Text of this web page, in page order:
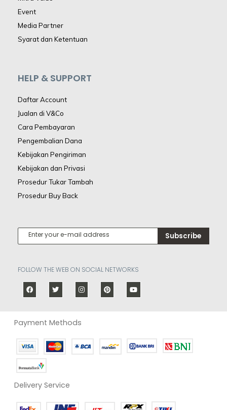
Event
Media Partner
Syarat dan Ketentuan
HELP & SUPPORT
Daftar Account
Jualan di V&Co
Cara Pembayaran
Pengembalian Dana
Kebijakan Pengiriman
Kebijakan dan Privasi
Prosedur Tukar Tambah
Prosedur Buy Back
Subscribe
FOLLOW THE WEB ON SOCIAL NETWORKS
Payment Methods
Delivery Service